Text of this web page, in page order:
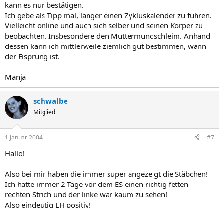
kann es nur bestätigen.
Ich gebe als Tipp mal, länger einen Zykluskalender zu führen.
Vielleicht online und auch sich selber und seinen Körper zu
beobachten. Insbesondere den Muttermundschleim. Anhand
dessen kann ich mittlerweile ziemlich gut bestimmen, wann
der Eisprung ist.
Manja
schwalbe
Mitglied
1 Januar 2004 #7
Hallo!
Also bei mir haben die immer super angezeigt die Stäbchen!
Ich hatte immer 2 Tage vor dem ES einen richtig fetten
rechten Strich und der linke war kaum zu sehen!
Also eindeutig LH positiv!